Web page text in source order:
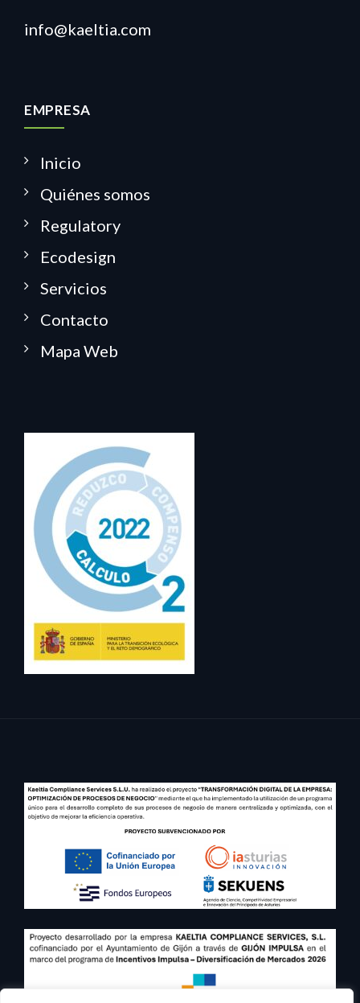
info@kaeltia.com
EMPRESA
Inicio
Quiénes somos
Regulatory
Ecodesign
Servicios
Contacto
Mapa Web